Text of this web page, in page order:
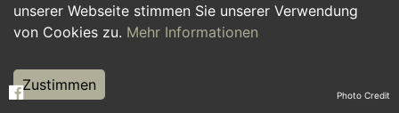
unserer Webseite stimmen Sie unserer Verwendung
von Cookies zu. Mehr Informationen
Zustimmen
Hilfskräfte, Aushilfs- und Nebenjobs
Weiterbildung, Studium, duale Ausbildung Photo Credit